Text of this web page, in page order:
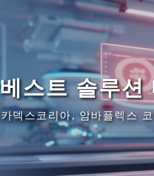
스트 솔루
덱스코리아, 암바플렉스